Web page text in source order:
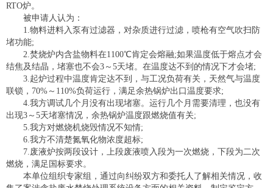
RTO炉。
被申请人认为：
1.物料进料入泵有过滤器，对杂质进行过滤，喷枪有空气吹扫防
堵功能;
2.焚烧炉内含盐物料在1100℃肯定会熔融;如果温度低于熔点才会
结焦及结晶，堵塞也不会3～5天堵。在温度达不到的情况下才会堵;
3.起炉过程中温度肯定达不到，与工况负荷有关，天然气与温度
联锁，70%～110%负荷运行，满足余热锅炉出口温度要求;
4.我方调试几个月没有出现堵塞。运行几个月需要清理，也没有
出现3～5天堵塞情况，余热锅炉温度跟燃烧值有关;
5.我方对燃烧机烧毁情况不知情;
6.我方不清楚氮氧化物浓度超标;
7.废液炉按两段设计，上段废液喷入段为一次燃烧，下段为二次
燃烧，满足国标要求。
本单位组织专家组，通过向纠纷双方和委托人了解相关情况，收